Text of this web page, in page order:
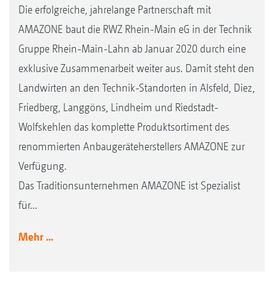
Die erfolgreiche, jahrelange Partnerschaft mit
AMAZONE baut die RWZ Rhein-Main eG in der Technik
Gruppe Rhein-Main-Lahn ab Januar 2020 durch eine
exklusive Zusammenarbeit weiter aus. Damit steht den
Landwirten an den Technik-Standorten in Alsfeld, Diez,
Friedberg, Langgöns, Lindheim und Riedstadt-
Wolfskehlen das komplette Produktsortiment des
renommierten Anbaugeräteherstellers AMAZONE zur
Verfügung.
Das Traditionsunternehmen AMAZONE ist Spezialist
für...
Mehr ...